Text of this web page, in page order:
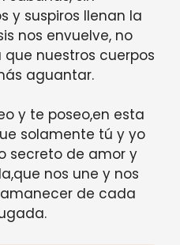
y suspiros llenan la
nos envuelve, no
nuestros cuerpos
aguantar.
y te poseo,en esta
solamente tú y yo
secreto de amor y
nos une y nos
de cada